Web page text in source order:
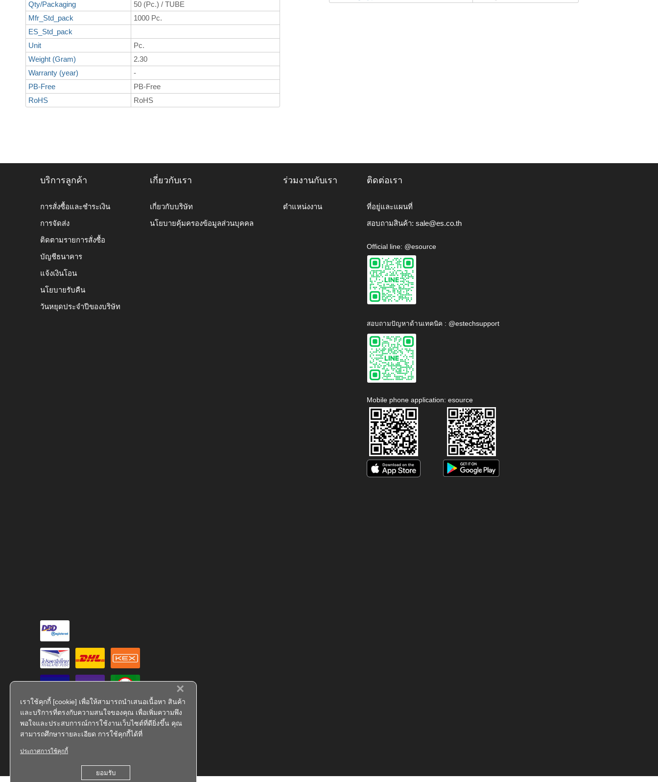
×
เราใช้คุกกี้ [cookie] เพื่อให้สามารถนำเสนอเนื้อหา สินค้า
และบริการที่ตรงกับความสนใจของคุณ เพื่อเพิ่มความพึง
พอใจและประสบการณ์การใช้งานเว็บไซต์ที่ดียิ่งขึ้น คุณ
สามารถศึกษารายละเอียด การใช้คุกกี้ได้ที่
ประกาศการใช้คุกกี้
ยอมรับ
Qty/Packaging
50 (Pc.) / TUBE
Mfr_Std_pack
1000 Pc.
ES_Std_pack
Unit
Pc.
Weight (Gram)
2.30
Warranty (year)
-
PB-Free
PB-Free
RoHS
RoHS
บริการลูกค้า
การสั่งซื้อและชำระเงิน
การจัดส่ง
ติดตามรายการสั่งซื้อ
บัญชีธนาคาร
แจ้งเงินโอน
นโยบายรับคืน
วันหยุดประจำปีของบริษัท
เกี่ยวกับเรา
เกี่ยวกับบริษัท
นโยบายคุ้มครองข้อมูลส่วนบุคคล
ร่วมงานกับเรา
ตำแหน่งงาน
ติดต่อเรา
ที่อยู่และแผนที่
สอบถามสินค้า: sale@es.co.th
Official line: @esource
สอบถามปัญหาด้านเทคนิค : @estechsupport
Mobile phone application: esource